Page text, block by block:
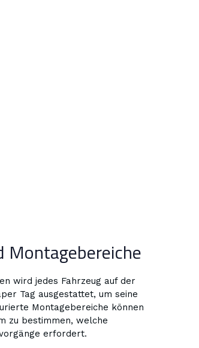
Montagebereiche
wird jedes Fahrzeug auf der
Tag ausgestattet, um seine
Montagebereiche können
zu bestimmen, welche
erfordert.